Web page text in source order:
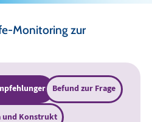
Monitoring zur
Befund zur Frage
und Konstrukt